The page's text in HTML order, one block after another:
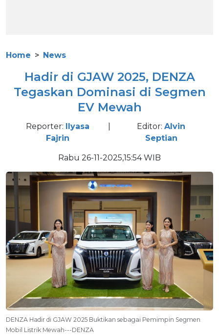
Home News
Hadir di GJAW 2025, DENZA
Tegaskan Dominasi di Segmen
EV Mewah
Reporter: Ilyasa
Fajrin
Editor:Alvin
Septian
Rabu 26-11-2025,15:54 WIB
DENZA Hadir di GJAW 2025 Buktikan sebagai Pemimpin Segmen
Mobil Listrik Mewah---DENZA